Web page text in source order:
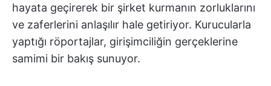
hayata geçirerek bir şirket kurmanın zorluklarını
ve zaferlerini anlaşılır hale getiriyor. Kurucularla
yaptığı röportajlar, girişimciliğin gerçeklerine
samimi bir bakış sunuyor.